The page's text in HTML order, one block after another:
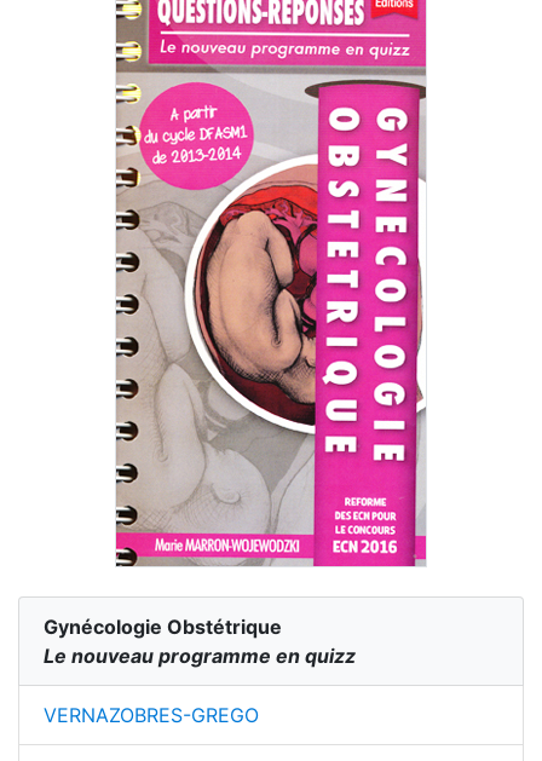
Gynécologie Obstétrique
Le nouveau programme en quizz
VERNAZOBRES-GREGO